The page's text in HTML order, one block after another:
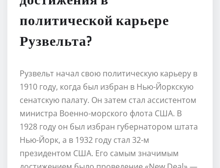
политической карьере
Рузвельта?
Рузвельт начал свою политическую карьеру в
1910 году, когда был избран в Нью-Йоркскую
сенатскую палату. Он затем стал ассистентом
министра Военно-морского флота США. В
1928 году он был избран губернатором штата
Нью-Йорк, а в 1932 году стал 32-м
президентом США. Его самым значимым